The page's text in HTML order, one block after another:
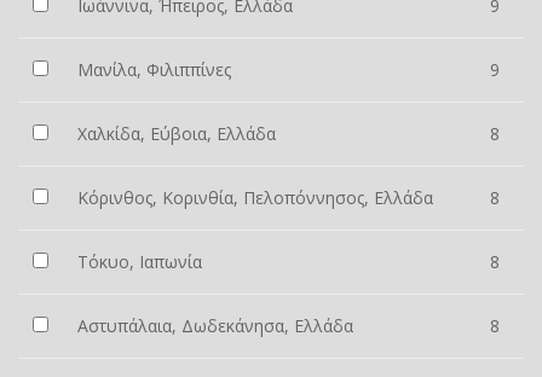
Ιωάννινα, Ήπειρος, Ελλάδα 9
Μανίλα, Φιλιππίνες 9
Χαλκίδα, Εύβοια, Ελλάδα 8
Κόρινθος, Κορινθία, Πελοπόννησος, Ελλάδα 8
Τόκυο, Ιαπωνία 8
Αστυπάλαια, Δωδεκάνησα, Ελλάδα 8